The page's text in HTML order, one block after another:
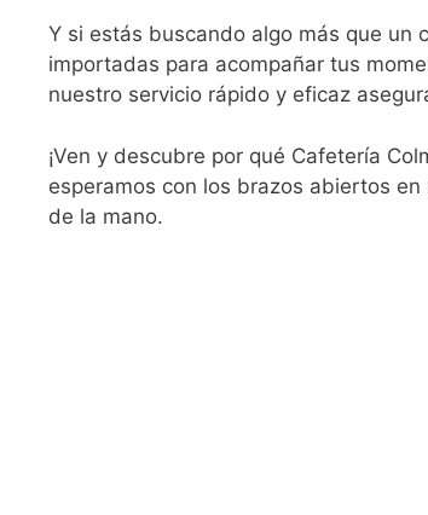
Y si estás buscando algo más que un
importadas para acompañar tus
nuestro servicio rápido y eficaz
¡Ven y descubre por qué Cafetería
esperamos con los brazos abiertos
de la mano.